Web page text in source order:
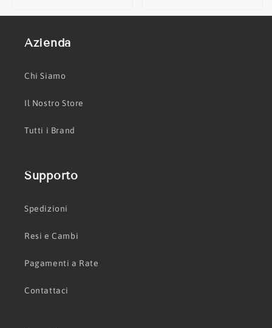
e
Azienda
Chi Siamo
Il Nostro Store
Tutti i Brand
Supporto
Spedizioni
Resi e Cambi
Pagamenti a Rate
Contattaci